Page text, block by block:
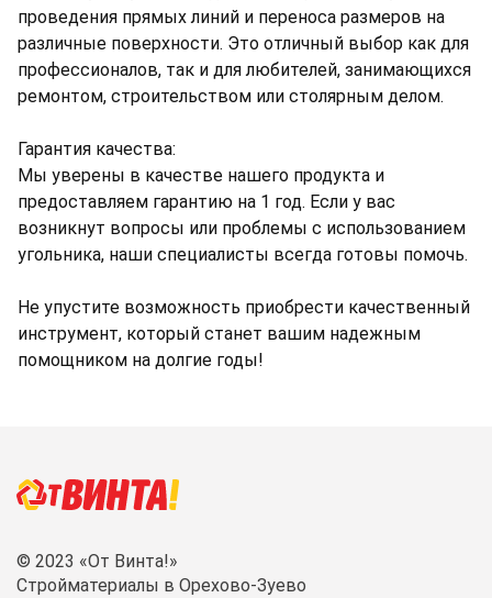
проведения прямых линий и переноса размеров на
различные поверхности. Это отличный выбор как для
профессионалов, так и для любителей, занимающихся
ремонтом, строительством или столярным делом.
Гарантия качества:
Мы уверены в качестве нашего продукта и
предоставляем гарантию на 1 год. Если у вас
возникнут вопросы или проблемы с использованием
угольника, наши специалисты всегда готовы помочь.
Не упустите возможность приобрести качественный
инструмент, который станет вашим надежным
помощником на долгие годы!
© 2023 «От Винта!»
Стройматериалы в Орехово-Зуево